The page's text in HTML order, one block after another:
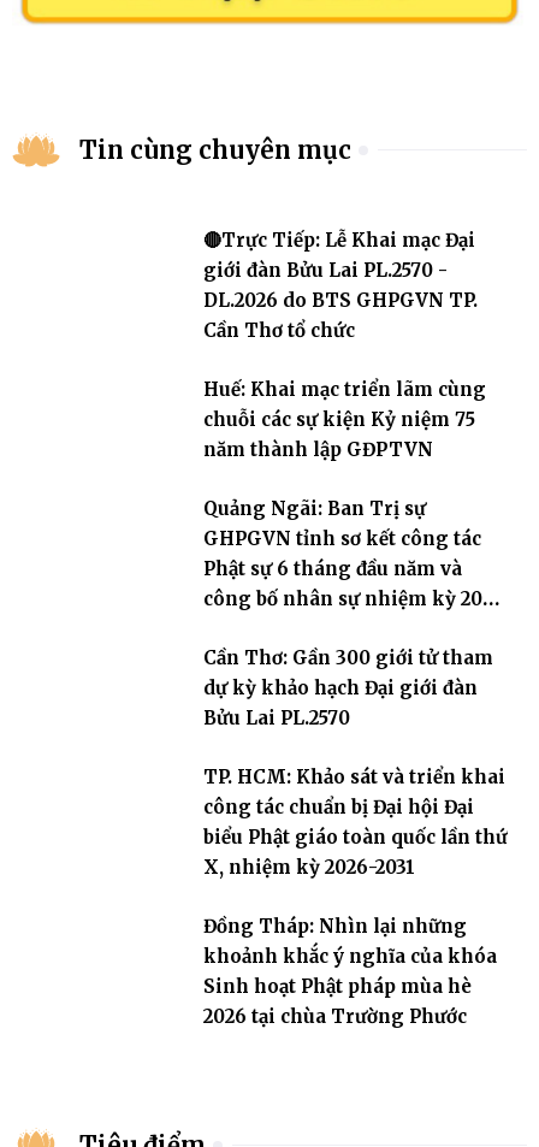
Tin cùng chuyên mục
🔴Trực Tiếp: Lễ Khai mạc Đại
giới đàn Bửu Lai PL.2570 -
DL.2026 do BTS GHPGVN TP.
Cần Thơ tổ chức
Huế: Khai mạc triển lãm cùng
chuỗi các sự kiện Kỷ niệm 75
năm thành lập GĐPTVN
Quảng Ngãi: Ban Trị sự
GHPGVN tỉnh sơ kết công tác
Phật sự 6 tháng đầu năm và
công bố nhân sự nhiệm kỳ 2026
Cần Thơ: Gần 300 giới tử tham
dự kỳ khảo hạch Đại giới đàn
Bửu Lai PL.2570
TP. HCM: Khảo sát và triển khai
công tác chuẩn bị Đại hội Đại
biểu Phật giáo toàn quốc lần thứ
X, nhiệm kỳ 2026-2031
Đồng Tháp: Nhìn lại những
khoảnh khắc ý nghĩa của khóa
Sinh hoạt Phật pháp mùa hè
2026 tại chùa Trường Phước